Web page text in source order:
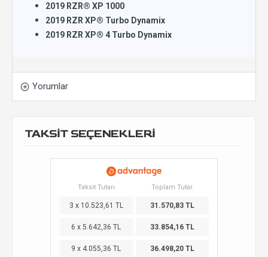
2019 RZR® XP 1000
2019 RZR XP® Turbo Dynamix
2019 RZR XP® 4 Turbo Dynamix
Yorumlar
TAKSİT SEÇENEKLERİ
Taksit Tutarı Toplam Tutar
3 x 10.523,61 TL 31.570,83 TL
6 x 5.642,36 TL 33.854,16 TL
9 x 4.055,36 TL 36.498,20 TL